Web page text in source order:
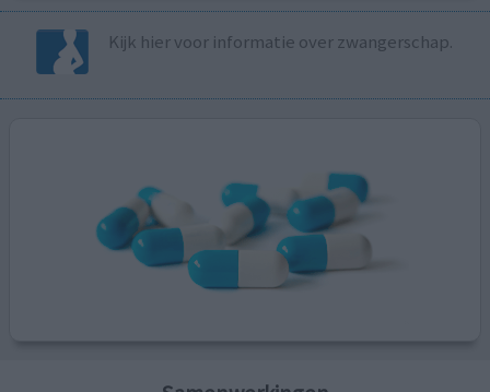
Kijk hier voor informatie over zwangerschap.